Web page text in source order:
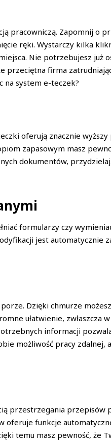
pracowniczą. Zapomnij o
ręki. Wystarczy kilka
Nie potrzebujesz już
przeciętna firma
na system e-teczek?
oferują znacznie
zapasowym masz
dokumentów,
formularzy czy
jest automatycznie
Dzięki chmurze
ułatwienie, zwłaszcza
informacji
możliwość pracy zdalnej,
przestrzegania przepisów
oferuje funkcje
temu masz pewność, że